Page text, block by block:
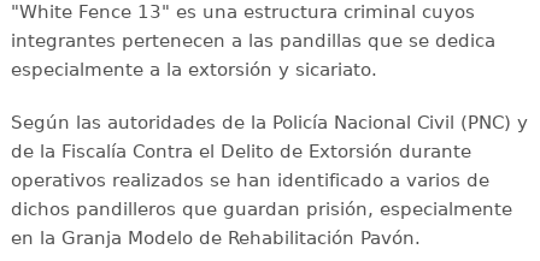
"White Fence 13" es una estructura criminal cuyos
integrantes pertenecen a las pandillas que se dedica
especialmente a la extorsión y sicariato.
Según las autoridades de la Policía Nacional Civil (PNC) y
de la Fiscalía Contra el Delito de Extorsión durante
operativos realizados se han identificado a varios de
dichos pandilleros que guardan prisión, especialmente
en la Granja Modelo de Rehabilitación Pavón.